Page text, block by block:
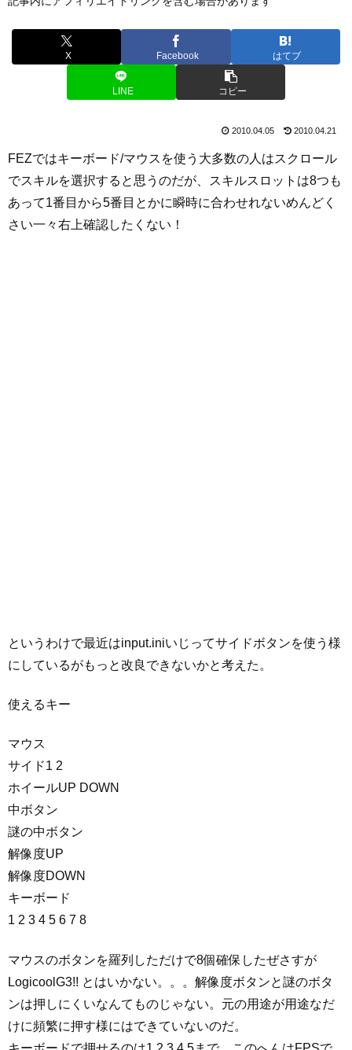
X Facebook はてブ
LINE コピー
2010.04.05 2010.04.21
FEZではキーボード/マウスを使う大多数の人はスクロール
でスキルを選択すると思うのだが、スキルスロットは8つも
あって1番目から5番目とかに瞬時に合わせれないめんどく
さい一々右上確認したくない！
というわけで最近はinput.iniいじってサイドボタンを使う様
にしているがもっと改良できないかと考えた。
使えるキー
マウス
サイド1 2
ホイールUP DOWN
中ボタン
謎の中ボタン
解像度UP
解像度DOWN
キーボード
1 2 3 4 5 6 7 8
マウスのボタンを羅列しただけで8個確保したぜさすが
LogicoolG3!! とはいかない。。。解像度ボタンと謎のボタ
ンは押しにくいなんてものじゃない。元の用途が用途なだ
けに頻繁に押す様にはできていないのだ。